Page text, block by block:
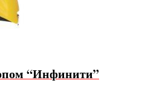
“Инфинити”